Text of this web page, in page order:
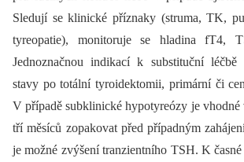
Sledují se klinické příznaky (struma, TK,
tyreopatie), monitoruje se hladina fT4,
Jednoznačnou indikací k substituční léčbě
stavy po totální tyroidektomii, primární či
V případě subklinické hypotyreózy je vhodné
tří měsíců zopakovat před případným
je možné zvýšení tranzientního TSH. K časné